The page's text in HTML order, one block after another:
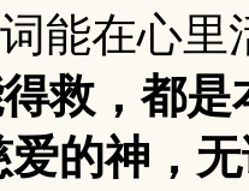
能在心
救，都是
的神，